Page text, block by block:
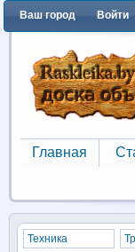
Ваш город Войти
Главная
Главная
Техника